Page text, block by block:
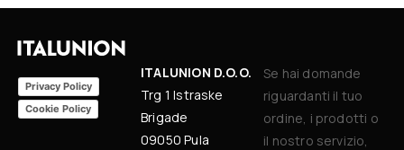
Privacy Policy
Cookie Policy
ITALUNION D.O.O.
Trg 1 Istraske
Brigade
09050 Pula
Se hai domande
riguardanti il tuo
ordine, i prodotti o
il nostro servizio,